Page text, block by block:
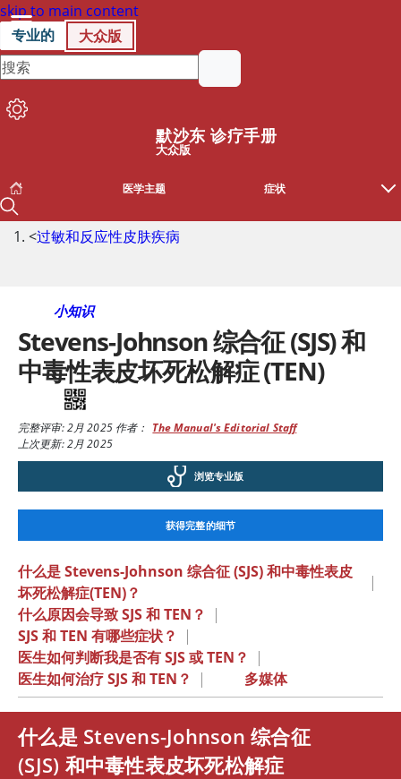
skip to main content
专业的
大众版
默沙东 诊疗手册
大众版
医学主题 症状
<过敏和反应性皮肤疾病
小知识
Stevens-Johnson 综合征 (SJS) 和
中毒性表皮坏死松解症 (TEN)
完整评审:2月 2025作者： The Manual's Editorial Staff
上次更新: 2月 2025
浏览专业版
获得完整的细节
什么是 Stevens-Johnson 综合征 (SJS) 和中毒性表皮
坏死松解症(TEN)？
|
什么原因会导致 SJS 和 TEN？
|
SJS 和 TEN 有哪些症状？
|
医生如何判断我是否有 SJS 或 TEN？
|
医生如何治疗 SJS 和 TEN？
| 多媒体
什么是 Stevens-Johnson 综合征
(SJS) 和中毒性表皮坏死松解症